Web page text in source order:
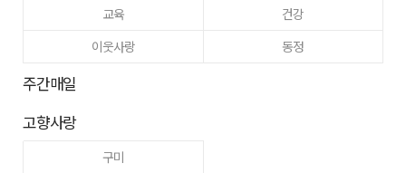
교육
건강
이웃사랑
동정
주간매일
고향사랑
구미